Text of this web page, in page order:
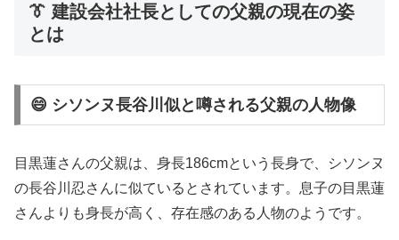
👔 建設会社社長としての父親の現在の姿
とは
😄 シソンヌ長谷川似と噂される父親の人物像
目黒蓮さんの父親は、身長186cmという長身で、シソンヌ
の長谷川忍さんに似ているとされています。息子の目黒蓮
さんよりも身長が高く、存在感のある人物のようです。